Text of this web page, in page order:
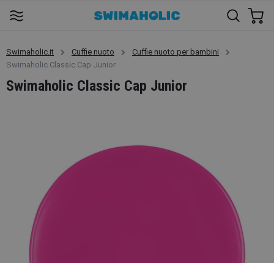
Swimaholic.it Cuffie nuoto
Cuffie nuoto per bambini
Swimaholic Classic Cap Junior
Swimaholic Classic Cap Junior